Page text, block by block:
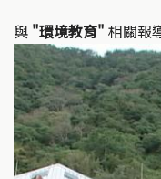
與 "環境教育" 相關報